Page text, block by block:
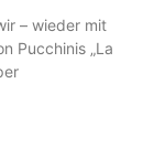
– wieder mit
Pucchinis „La